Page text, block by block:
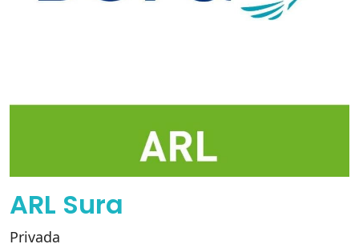
ARL Sura
Privada